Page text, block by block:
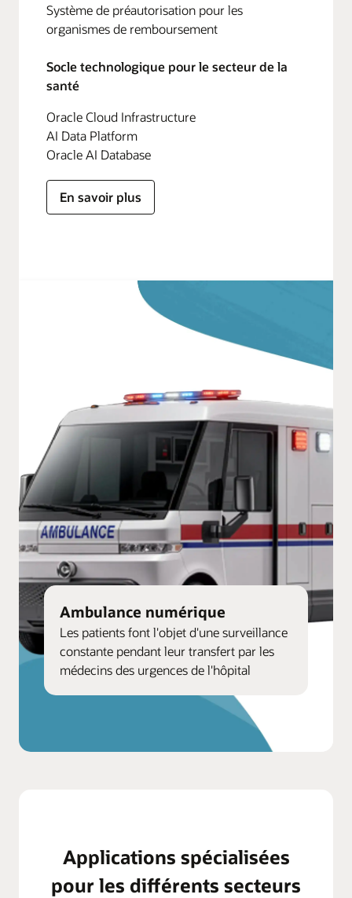
Ambulance numérique
Les patients font l'objet d'une surveillance
constante pendant leur transfert par les
médecins des urgences de l'hôpital
Système de préautorisation pour les
organismes de remboursement
Socle technologique pour le secteur de la
santé
Oracle Cloud Infrastructure
AI Data Platform
Oracle AI Database
En savoir plus
Applications spécialisées
pour les différents secteurs